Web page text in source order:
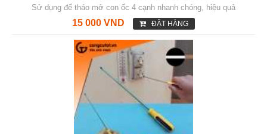
Sử dụng để tháo mở con ốc 4 cạnh nhanh chóng, hiệu quả
15 000 VND ĐẶT HÀNG